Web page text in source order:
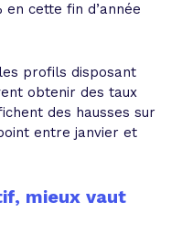
cette fin d’année
profils disposant
obtenir des taux
des hausses sur
entre janvier et
mieux vaut